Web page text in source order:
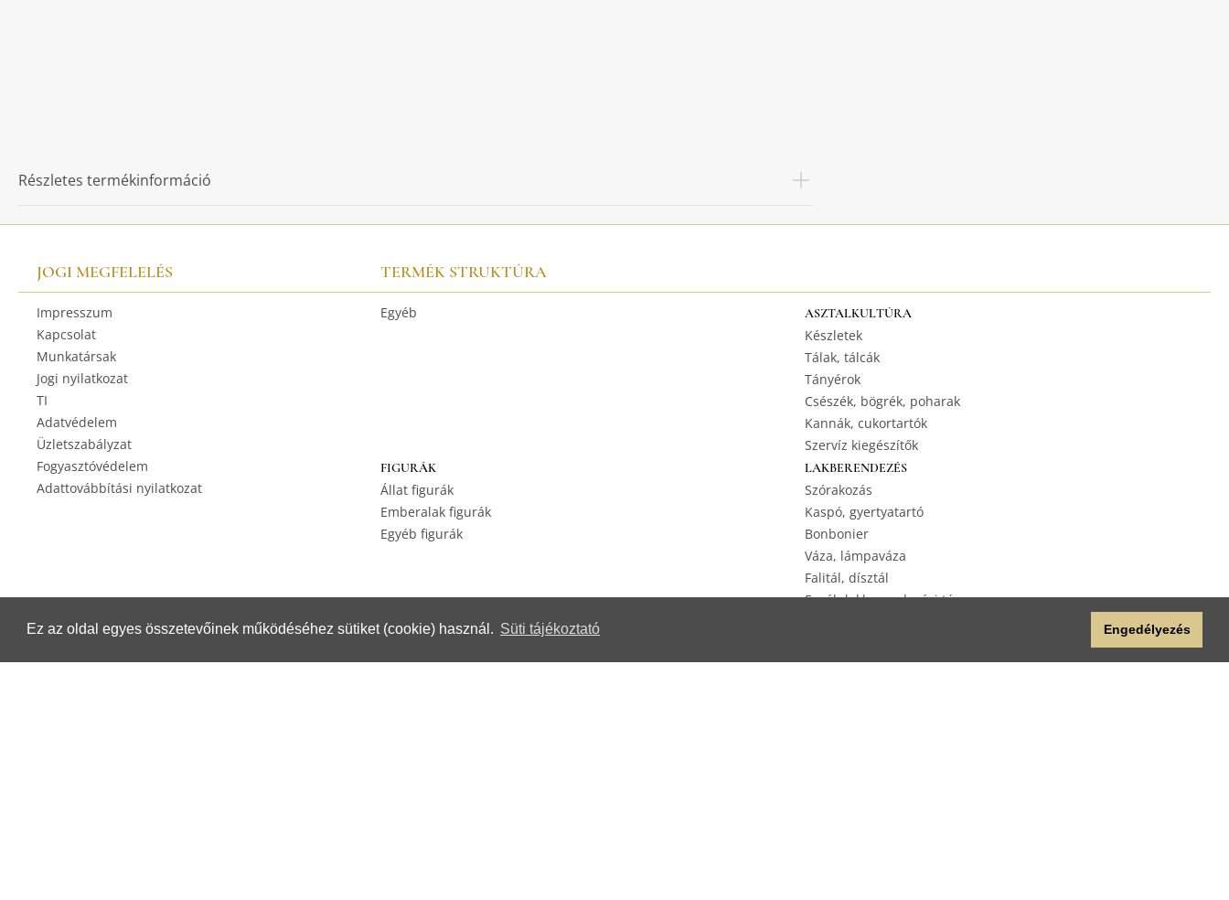
Ez az oldal egyes összetevőinek működéséhez sütiket (cookie) használ. Süti tájékoztató Engedélyezés
Részletes termékinformáció
JOGI MEGFELELÉS
Impresszum
Kapcsolat
Munkatársak
Jogi nyilatkozat
TI
Adatvédelem
Üzletszabályzat
Fogyasztóvédelem
Adattovábbítási nyilatkozat
TERMÉK STRUKTÚRA
Egyéb ASZTALKULTÚRA
Készletek
Tálak, tálcák
Tányérok
Csészék, bögrék, poharak
Kannák, cukortartók
Szervíz kiegészítők
FIGURÁK
Állat figurák
Emberalak figurák
Egyéb figurák
LAKBERENDEZÉS
Szórakozás
Kaspó, gyertyatartó
Bonbonier
Váza, lámpaváza
Falitál, dísztál
Egyéb lakberendezési tárgy